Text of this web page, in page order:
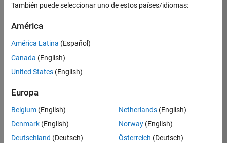
Senior
Compiler
Engineer
Inicie
en
su
cuenta
empleo
También puede seleccionar uno de estos países/idiomas:
América
América Latina (Español)
Canada (English)
United States (English)
Europa
Belgium (English)
Denmark (English)
Deutschland (Deutsch)
Netherlands(English)
Norway(English)
Österreich (Deutsch)